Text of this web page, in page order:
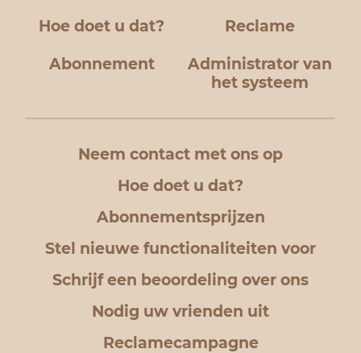
Hoe doet u dat? Reclame
Abonnement
Administrator van
het systeem
Neem contact met ons op
Hoe doet u dat?
Abonnementsprijzen
Stel nieuwe functionaliteiten voor
Schrijf een beoordeling over ons
Nodig uw vrienden uit
Reclamecampagne